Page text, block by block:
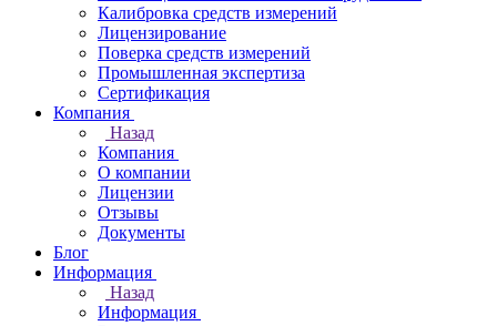
Калибровка средств измерений
Лицензирование
Поверка средств измерений
Промышленная экспертиза
Сертификация
Компания
Назад
Компания
О компании
Лицензии
Отзывы
Документы
Блог
Информация
Назад
Информация